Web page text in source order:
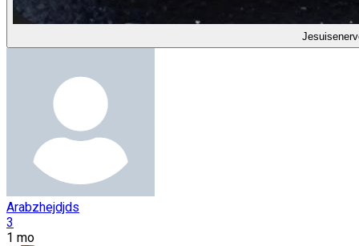
Arabzhejdjds
3
1 mo